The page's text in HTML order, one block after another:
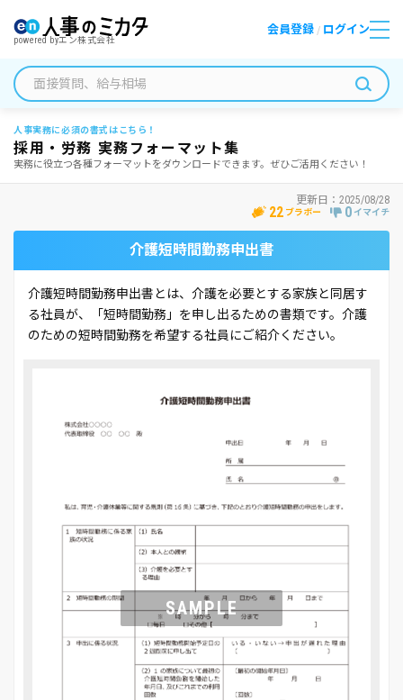
powered byエン株式会社
会員登録 / ログイン
人事実務に必須の書式はこちら！
採用・労務 実務フォーマット集
実務に役立つ各種フォーマットをダウンロードできます。ぜひご活用ください！
更新日： 2025/08/28
22 ブラボー 0 イマイチ
介護短時間勤務申出書
介護短時間勤務申出書とは、介護を必要とする家族と同居す
る社員が、「短時間勤務」を申し出るための書類です。介護
のための短時間勤務を希望する社員にご紹介ください。